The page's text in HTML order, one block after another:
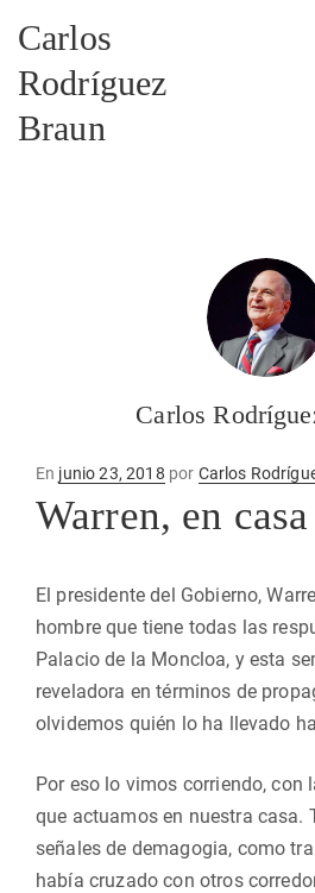
Carlos
Rodríguez
Braun
Carlos
En Publicado
en
junio 23, 2018 por Carlos
Warren, en casa
El presidente del Gobierno,
hombre que tiene todas las
Palacio de la Moncloa, y esta
reveladora en términos de
olvidemos quién lo ha llevado
Por eso lo vimos corriendo, con
que actuamos en nuestra casa.
señales de demagogia, como
había cruzado con otros